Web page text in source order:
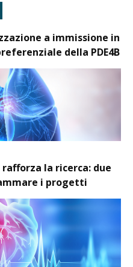
a immissione in
della PDE4B
la ricerca: due
i progetti